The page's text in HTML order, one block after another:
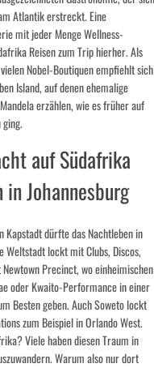
Atlantik erstreckt. Eine
mit jeder Menge Wellness-
Reisen zum Trip hierher. Als
Nobel-Boutiquen empfiehlt sich
Island, auf denen ehemalige
erzählen, wie es früher auf
auf Südafrika
Johannesburg
Kapstadt dürfte das Nachtleben in
Weltstadt lockt mit Clubs, Discos,
Precinct, wo einheimischen
oder Kwaito-Performance in einer
Besten geben. Auch Soweto lockt
zum Beispiel in Orlando West.
Viele haben diesen Traum in
Warum also nur dort